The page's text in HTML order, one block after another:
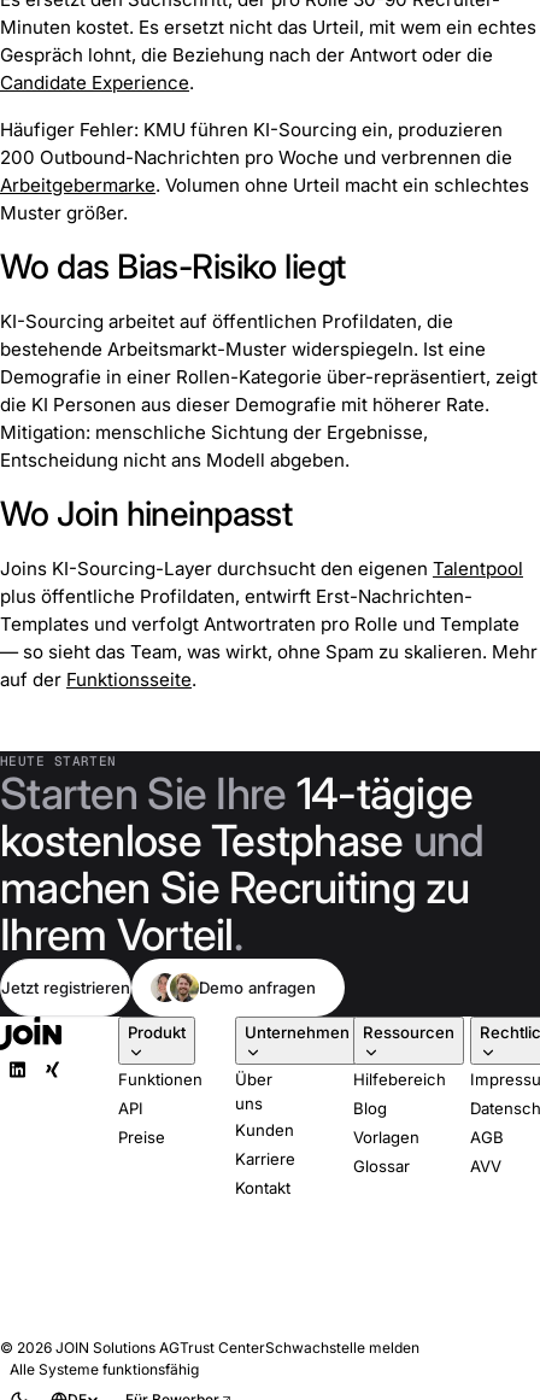
Minuten kostet. Es ersetzt nicht das Urteil, mit wem ein echtes
Gespräch lohnt, die Beziehung nach der Antwort oder die
Candidate Experience.
Häufiger Fehler: KMU führen KI-Sourcing ein, produzieren
200 Outbound-Nachrichten pro Woche und verbrennen die
Arbeitgebermarke. Volumen ohne Urteil macht ein schlechtes
Muster größer.
Wo das Bias-Risiko liegt
KI-Sourcing arbeitet auf öffentlichen Profildaten, die
bestehende Arbeitsmarkt-Muster widerspiegeln. Ist eine
Demografie in einer Rollen-Kategorie über-repräsentiert, zeigt
die KI Personen aus dieser Demografie mit höherer Rate.
Mitigation: menschliche Sichtung der Ergebnisse,
Entscheidung nicht ans Modell abgeben.
Wo Join hineinpasst
Joins KI-Sourcing-Layer durchsucht den eigenen Talentpool
plus öffentliche Profildaten, entwirft Erst-Nachrichten-
Templates und verfolgt Antwortraten pro Rolle und Template
— so sieht das Team, was wirkt, ohne Spam zu skalieren. Mehr
auf der Funktionsseite.
HEUTE STARTEN
Starten Sie Ihre 14-tägige
kostenlose Testphase und
machen Sie Recruiting zu
Ihrem Vorteil.
Jetzt registrieren Demo anfragen
Produkt
Funktionen
API
Preise
Unternehmen
Über
uns
Kunden
Karriere
Kontakt
Ressourcen
Hilfebereich
Blog
Vorlagen
Glossar
AGB
AVV
© 2026 JOIN Solutions AGTrust CenterSchwachstelle melden
Alle Systeme funktionsfähig